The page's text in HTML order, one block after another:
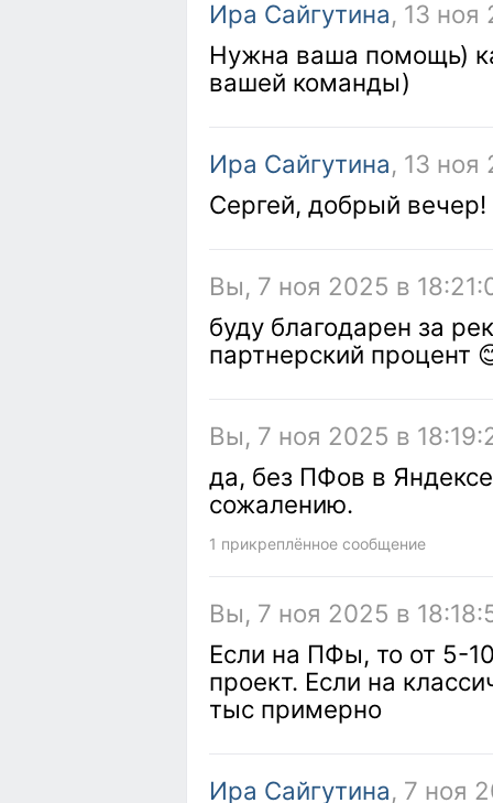
Ира Сайгутина, 13
Нужна ваша помощь)
вашей команды)
Ира Сайгутина, 13 ноя
Сергей, добрый вечер!
Вы, 7 ноя 2025 в
буду благодарен за
партнерский процент
Вы, 7 ноя 2025 в
да, без ПФов в
сожалению.
1 прикреплённое сообщение
Вы, 7 ноя 2025 в
Если на ПФы, то от 5-
проект. Если на
тыс примерно
Ира Сайгутина, 7 ноя